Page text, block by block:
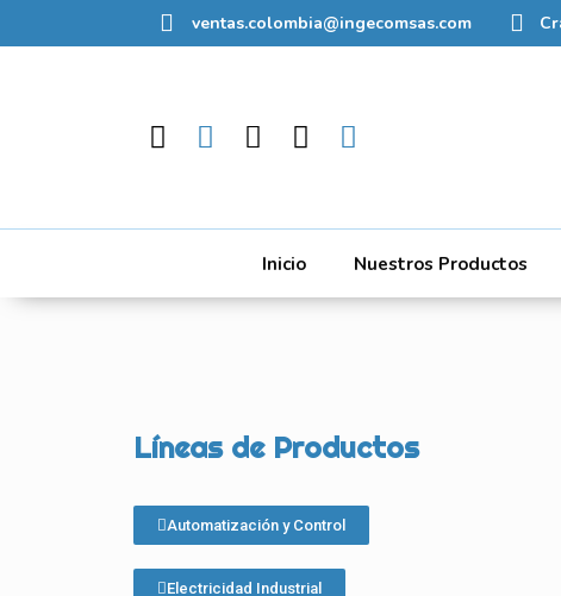
ventas.colombia@ingecomsas.com
Inicio Nuestros Productos
Líneas de Productos
Automatización y Control
Electricidad Industrial